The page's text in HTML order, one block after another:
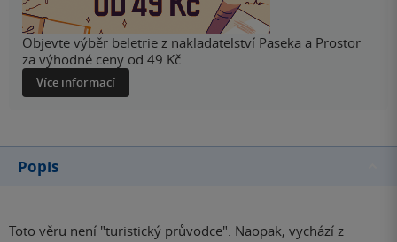
Objevte výběr beletrie z nakladatelství Paseka a Prostor
za výhodné ceny od 49 Kč.
Více informací
Popis
Toto věru není "turistický průvodce". Naopak, vychází z